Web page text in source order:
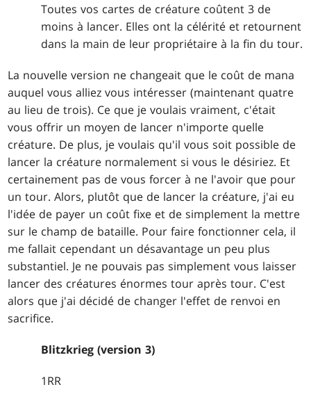
Toutes vos cartes de créature coûtent 3 de
moins à lancer. Elles ont la célérité et retournent
dans la main de leur propriétaire à la fin du tour.
La nouvelle version ne changeait que le coût de mana
auquel vous alliez vous intéresser (maintenant quatre
au lieu de trois). Ce que je voulais vraiment, c'était
vous offrir un moyen de lancer n'importe quelle
créature. De plus, je voulais qu'il vous soit possible de
lancer la créature normalement si vous le désiriez. Et
certainement pas de vous forcer à ne l'avoir que pour
un tour. Alors, plutôt que de lancer la créature, j'ai eu
l'idée de payer un coût fixe et de simplement la mettre
sur le champ de bataille. Pour faire fonctionner cela, il
me fallait cependant un désavantage un peu plus
substantiel. Je ne pouvais pas simplement vous laisser
lancer des créatures énormes tour après tour. C'est
alors que j'ai décidé de changer l'effet de renvoi en
sacrifice.
Blitzkrieg (version 3)
1RR